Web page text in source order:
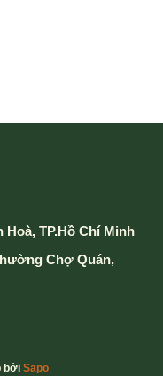
TP.Hồ Chí Minh
Chợ Quán,
bởi Sapo